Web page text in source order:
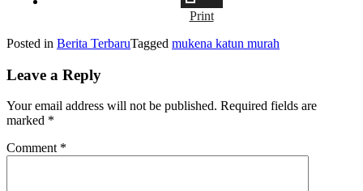
Print
Posted in Berita TerbaruTagged mukena katun murah
Leave a Reply
Your email address will not be published. Required fields are
marked *
Comment *